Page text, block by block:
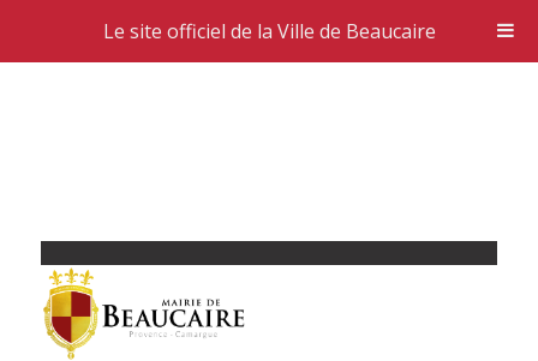
Le site officiel de la Ville de Beaucaire